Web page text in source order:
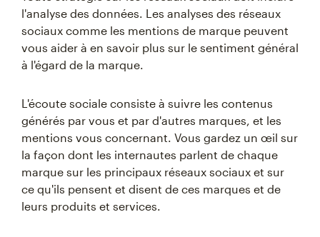
l'analyse des données. Les analyses des réseaux
sociaux comme les mentions de marque peuvent
vous aider à en savoir plus sur le sentiment général
à l'égard de la marque.
L'écoute sociale consiste à suivre les contenus
générés par vous et par d'autres marques, et les
mentions vous concernant. Vous gardez un œil sur
la façon dont les internautes parlent de chaque
marque sur les principaux réseaux sociaux et sur
ce qu'ils pensent et disent de ces marques et de
leurs produits et services.